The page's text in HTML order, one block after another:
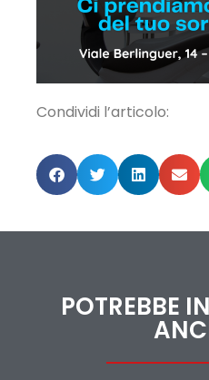
Condividi l’articolo:
POTREBBE